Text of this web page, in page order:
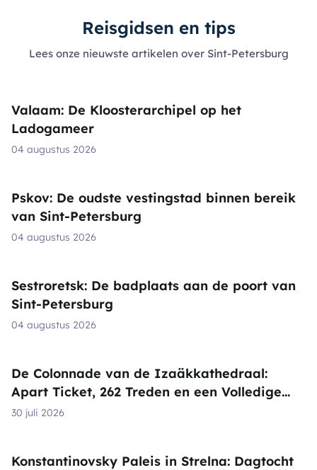
Reisgidsen en tips
Lees onze nieuwste artikelen over Sint-Petersburg
Valaam: De Kloosterarchipel op het
Ladogameer
04 augustus 2026
Pskov: De oudste vestingstad binnen bereik
van Sint-Petersburg
04 augustus 2026
Sestroretsk: De badplaats aan de poort van
Sint-Petersburg
04 augustus 2026
De Colonnade van de Izaäkkathedraal:
Apart Ticket, 262 Treden en een Volledige
Rondgang Boven de Stad
30 juli 2026
Konstantinovsky Paleis in Strelna: Dagtocht